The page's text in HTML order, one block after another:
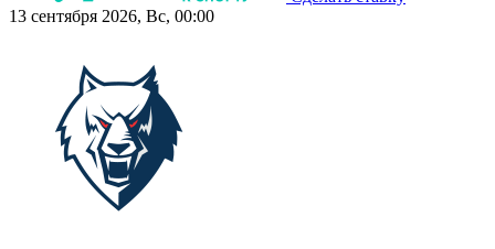
13 сентября 2026, Вс, 00:00